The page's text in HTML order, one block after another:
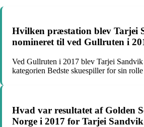
Hvilken præstation blev Tarjei
nomineret til ved Gullruten i
Ved Gullruten i 2017 blev Tarjei
kategorien Bedste skuespiller for sin
Hvad var resultatet af Golden
Norge i 2017 for Tarjei